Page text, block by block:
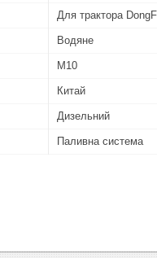
Для трактора
Водяне
М10
Китай
Дизельний
Паливна система